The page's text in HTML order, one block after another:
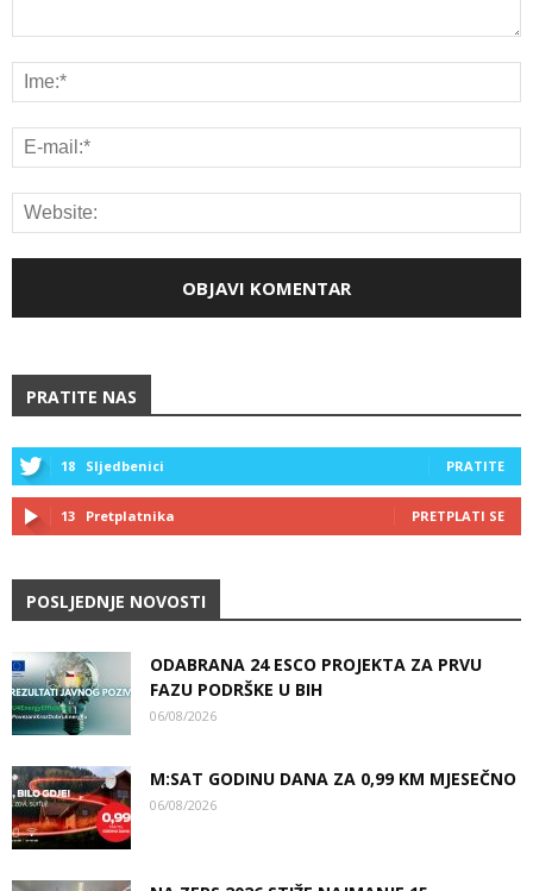
PRATITE NAS
18 Sljedbenici PRATITE
13 Pretplatnika PRETPLATI SE
POSLJEDNJE NOVOSTI
ODABRANA 24 ESCO PROJEKTA ZA PRVU
FAZU PODRŠKE U BIH
06/08/2026
M:SAT GODINU DANA ZA 0,99 KM MJESEČNO
06/08/2026